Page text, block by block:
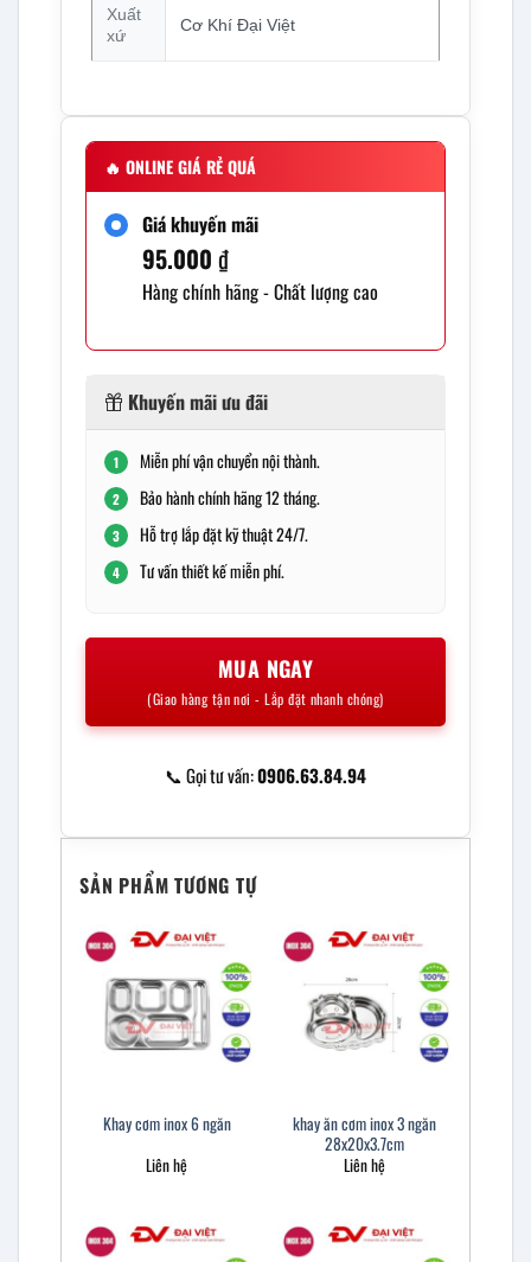
Xuất
xứ
Cơ Khí Đại Việt
🔥 ONLINE GIÁ RẺ QUÁ
Giá khuyến mãi
95.000 ₫
Hàng chính hãng - Chất lượng cao
Khuyến mãi ưu đãi
1 Miễn phí vận chuyển nội thành.
2 Bảo hành chính hãng 12 tháng.
3 Hỗ trợ lắp đặt kỹ thuật 24/7.
4 Tư vấn thiết kế miễn phí.
MUA NGAY
(Giao hàng tận nơi - Lắp đặt nhanh chóng)
📞 Gọi tư vấn:0906.63.84.94
SẢN PHẨM TƯƠNG TỰ
Khay cơm inox 6 ngăn
Liên hệ
khay ăn cơm inox 3 ngăn
28x20x3.7cm
Liên hệ